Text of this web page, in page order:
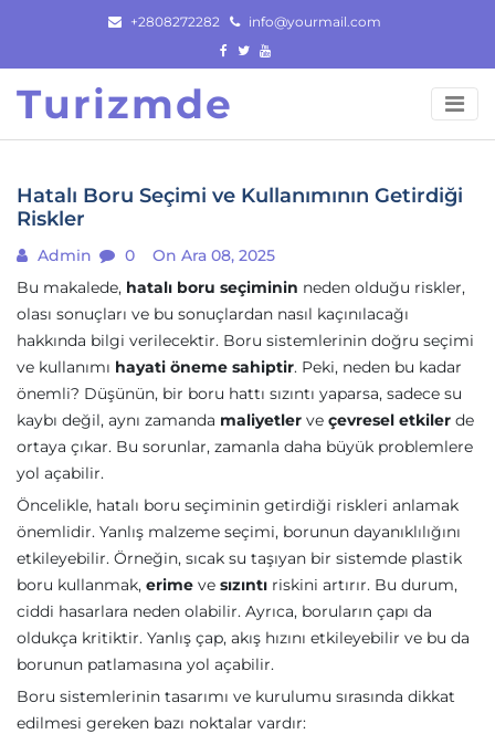
content
+2808272282 info@yourmail.com
Turizmde
Hatalı Boru Seçimi ve Kullanımının Getirdiği
Riskler
Admin 0
On Ara 08, 2025
Bu makalede, hatalı boru seçiminin neden olduğu riskler,
olası sonuçları ve bu sonuçlardan nasıl kaçınılacağı
hakkında bilgi verilecektir. Boru sistemlerinin doğru seçimi
ve kullanımı hayati öneme sahiptir. Peki, neden bu kadar
önemli? Düşünün, bir boru hattı sızıntı yaparsa, sadece su
kaybı değil, aynı zamanda maliyetler ve çevresel etkiler de
ortaya çıkar. Bu sorunlar, zamanla daha büyük problemlere
yol açabilir.
Öncelikle, hatalı boru seçiminin getirdiği riskleri anlamak
önemlidir. Yanlış malzeme seçimi, borunun dayanıklılığını
etkileyebilir. Örneğin, sıcak su taşıyan bir sistemde plastik
boru kullanmak, erime ve sızıntı riskini artırır. Bu durum,
ciddi hasarlara neden olabilir. Ayrıca, boruların çapı da
oldukça kritiktir. Yanlış çap, akış hızını etkileyebilir ve bu da
borunun patlamasına yol açabilir.
Boru sistemlerinin tasarımı ve kurulumu sırasında dikkat
edilmesi gereken bazı noktalar vardır: